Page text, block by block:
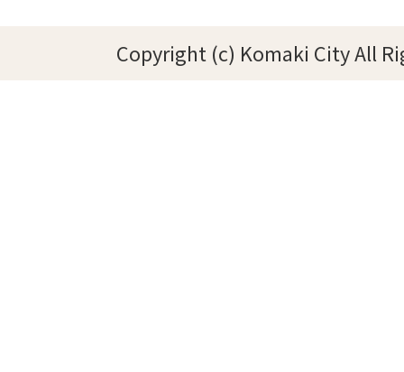
Copyright (c) Komaki City All